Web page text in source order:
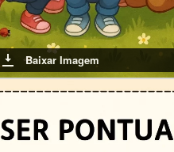
Baixar Imagem